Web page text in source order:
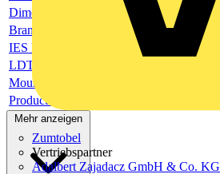
Zumtobel
Vertriebspartner
Adalbert Zajadacz GmbH & Co. KG
Dimensioned drawing url
Brand logo
IES File url
LDT file url
Mounting instruction url
Product data sheet pdf format
Mehr anzeigen